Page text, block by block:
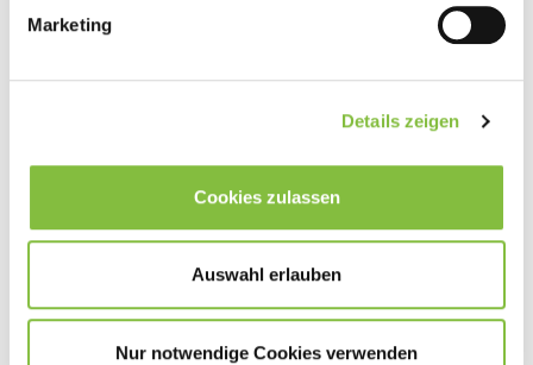
Marketing
Details zeigen
Cookies zulassen
Auswahl erlauben
Nur notwendige Cookies verwenden